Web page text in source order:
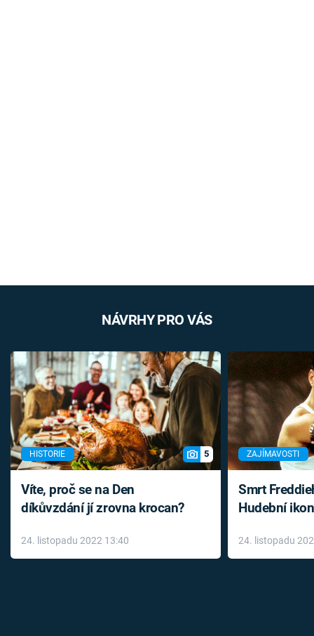
NÁVRHY PRO VÁS
HISTORIE 5
Víte, proč se na Den
díkůvzdání jí zrovna krocan?
24. listopadu 2022 13:40
ZAJÍMAVOSTI
Smrt
Hudební
léky
24. listopadu